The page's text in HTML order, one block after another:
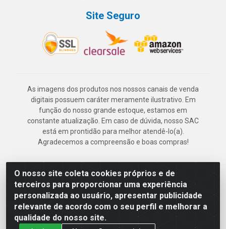
O nosso site coleta cookies próprios e de
terceiros para proporcionar uma experiência
personalizada ao usuário, apresentar publicidade
relevante de acordo com o seu perfil e melhorar a
qualidade do nosso site.
Site Seguro
As imagens dos produtos nos nossos canais de venda
digitais possuem caráter meramente ilustrativo. Em
função do nosso grande estoque, estamos em
constante atualização. Em caso de dúvida, nosso SAC
está em prontidão para melhor atendê-lo(a).
Agradecemos a compreensão e boas compras!
Deskontão Atacado - Av. Marechal Mascarenhas de Morais, 2471 -
Imbiribeira - Recife/PE - CEP 51.150-001 - CNPJ 24.150.377/0003-
57